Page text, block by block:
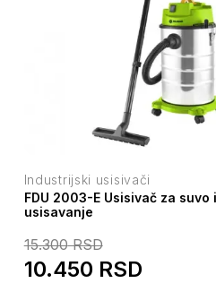
Industrijski usisivači
FDU 2003-E Usisivač za suvo
usisavanje
15.300RSD
10.450 RSD